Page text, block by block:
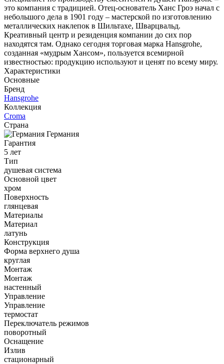
это компания с традицией. Отец-основатель Ханс Гроэ начал с
небольшого дела в 1901 году – мастерской по изготовлению
металлических наклепок в Шильтахе, Шварцвальд.
Креативный центр и резиденция компании до сих пор
находятся там. Однако сегодня торговая марка Hansgrohe,
созданная «мудрым Хансом», пользуется всемирной
известностью: продукцию используют и ценят по всему миру.
Характеристики
Основные
Бренд
Hansgrohe
Коллекция
Croma
Страна
Германия
Гарантия
5 лет
Тип
душевая система
Основной цвет
хром
Поверхность
глянцевая
Материалы
Материал
латунь
Конструкция
Форма верхнего душа
круглая
Монтаж
Монтаж
настенный
Управление
Управление
термостат
Переключатель режимов
поворотный
Оснащение
Излив
стационарный